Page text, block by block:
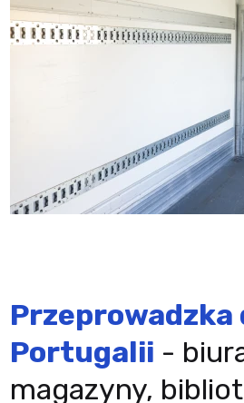
Przeprowadzka
Portugalii -
magazyny,